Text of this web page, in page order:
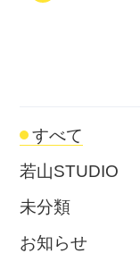
すべて
若山STUDIO
未分類
お知らせ